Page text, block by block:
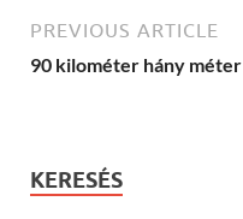
PREVIOUS ARTICLE
90 kilométer hány méter
KERESÉS